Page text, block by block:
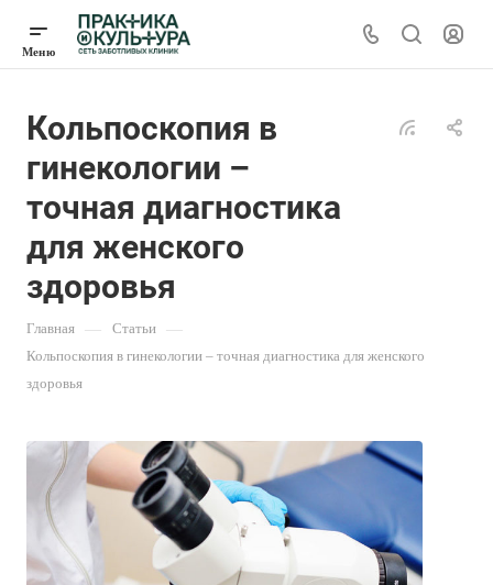
Кольпоскопия в
гинекологии –
точная диагностика
для женского
здоровья
Главная — Статьи —
Кольпоскопия в гинекологии – точная диагностика для женского
здоровья